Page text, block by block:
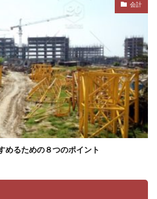
会計
めるための８つのポイント